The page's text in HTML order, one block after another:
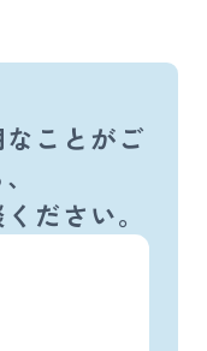
ことがご
ださい。